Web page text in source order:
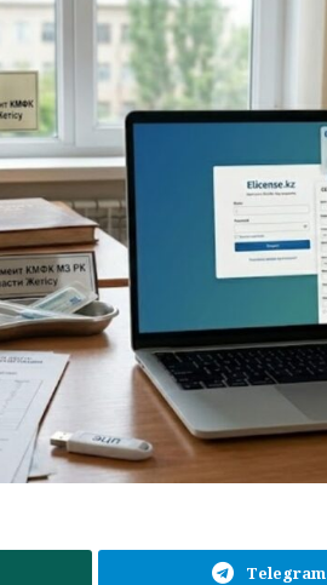
Telegram